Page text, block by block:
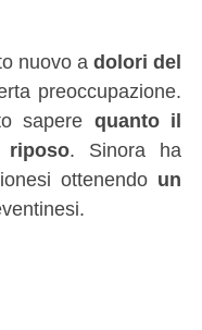
nuovo adolori del
preoccupazione.
sapere quanto il
riposo. Sinora ha
ottenendo un